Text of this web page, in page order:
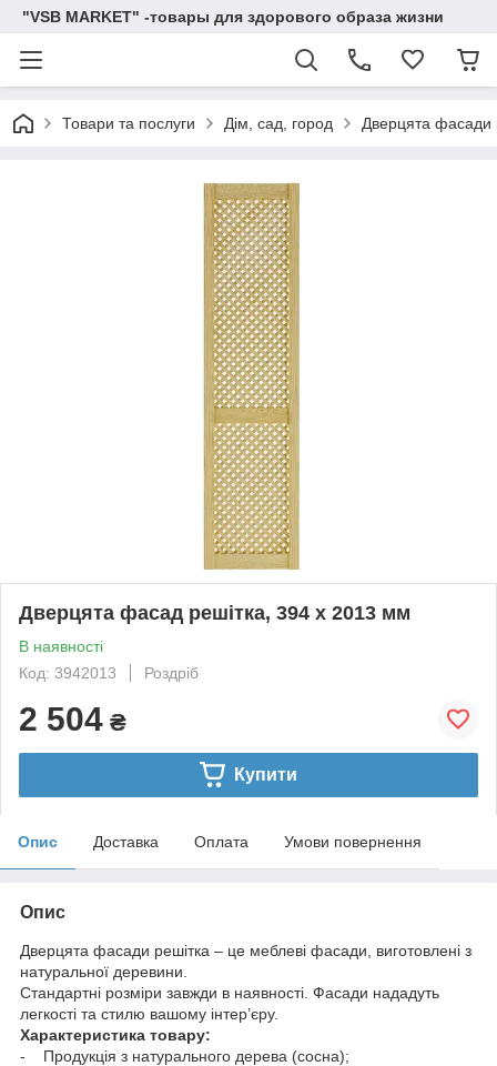
"VSB MARKET" -товары для здорового образа жизни
Товари та послуги Дім, сад, город Дверцята фасади
Дверцята фасад решітка, 394 х 2013 мм
В наявності
Код: 3942013
Роздріб
2 504 ₴
Купити
Опис Доставка Оплата Умови повернення
Опис
Дверцята фасади решітка – це меблеві фасади, виготовлені з
натуральної деревини.
Стандартні розміри завжди в наявності. Фасади нададуть
легкості та стилю вашому інтер’єру.
Характеристика товару:
- Продукція з натурального дерева (сосна);